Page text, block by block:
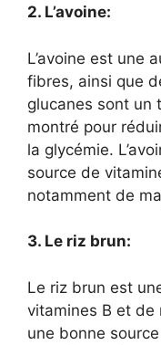
2. L’avoine:
L’avoine est une
fibres, ainsi que
glucanes sont un
montré pour
la glycémie.
source de
notamment de
3. Le riz brun:
Le riz brun est
vitamines B et de
une bonne